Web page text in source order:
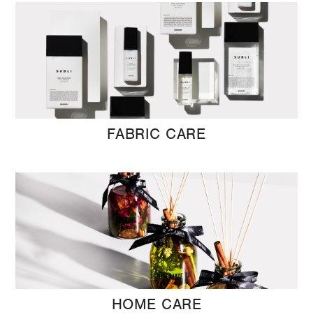
FABRIC CARE
HOME CARE